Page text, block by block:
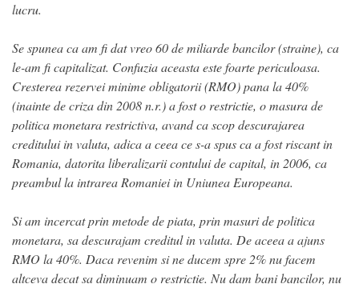
lucru.
Se spunea ca am fi dat vreo 60 de miliarde bancilor (straine), ca
le-am fi capitalizat. Confuzia aceasta este foarte periculoasa.
Cresterea rezervei minime obligatorii (RMO) pana la 40%
(inainte de criza din 2008 n.r.) a fost o restrictie, o masura de
politica monetara restrictiva, avand ca scop descurajarea
creditului in valuta, adica a ceea ce s-a spus ca a fost riscant in
Romania, datorita liberalizarii contului de capital, in 2006, ca
preambul la intrarea Romaniei in Uniunea Europeana.
Si am incercat prin metode de piata, prin masuri de politica
monetara, sa descurajam creditul in valuta. De aceea a ajuns
RMO la 40%. Daca revenim si ne ducem spre 2% nu facem
altceva decat sa diminuam o restrictie. Nu dam bani bancilor, nu